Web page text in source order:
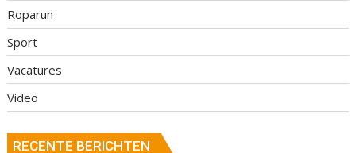
Roparun
Sport
Vacatures
Video
RECENTE BERICHTEN